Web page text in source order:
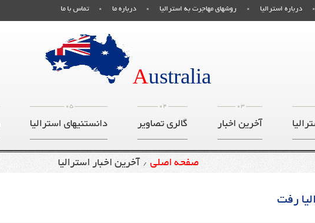
تماس با ما درباره ما روشهای مهاجرت به استرالیا درباره استرالیا
Australia
05
دانستنیهای استرالیا
04
گالری تصاویر
03
آخرین اخبار
صفحه اصلی / آخرین اخبار استرالیا
رفت